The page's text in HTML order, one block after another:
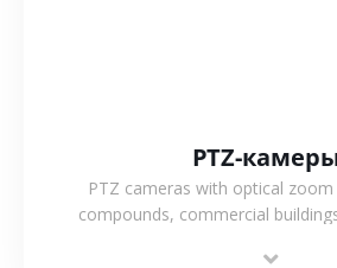
PTZ-
PTZ cameras with optical
compounds, commercial